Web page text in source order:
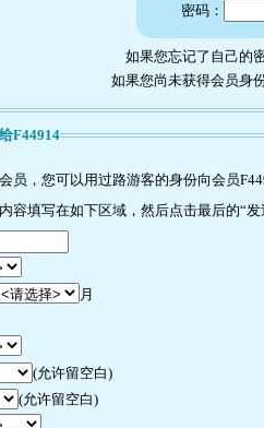
密码：
如果您忘记了自己的
如果您尚未获得会员身
F44914
员，您可以用过路游客的身份向会员
容填写在如下区域，然后点击最后的“
月
(允许留空白)
(允许留空白)